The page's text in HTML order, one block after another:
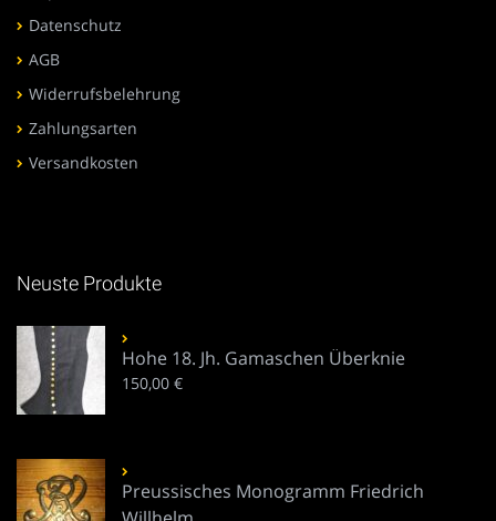
Datenschutz
AGB
Widerrufsbelehrung
Zahlungsarten
Versandkosten
Neuste Produkte
Hohe 18. Jh. Gamaschen Überknie
150,00 €
Preussisches Monogramm Friedrich